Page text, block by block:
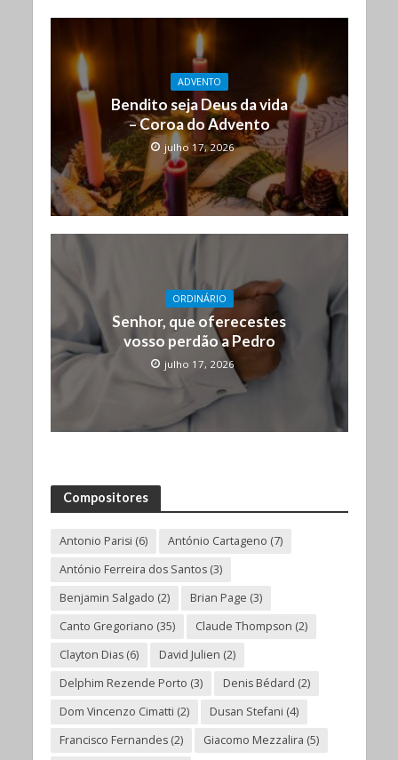
ADVENTO
Bendito seja Deus da vida
– Coroa do Advento
julho 17, 2026
ORDINÁRIO
Senhor, que oferecestes
vosso perdão a Pedro
julho 17, 2026
Compositores
Antonio Parisi (6) António Cartageno (7)
António Ferreira dos Santos(3)
Benjamin Salgado (2) Brian Page (3)
Canto Gregoriano (35) Claude Thompson (2)
Clayton Dias(6) David Julien (2)
Delphim Rezende Porto (3) Denis Bédard (2)
Dom Vincenzo Cimatti (2) Dusan Stefani (4)
Francisco Fernandes(2) Giacomo Mezzalira (5)